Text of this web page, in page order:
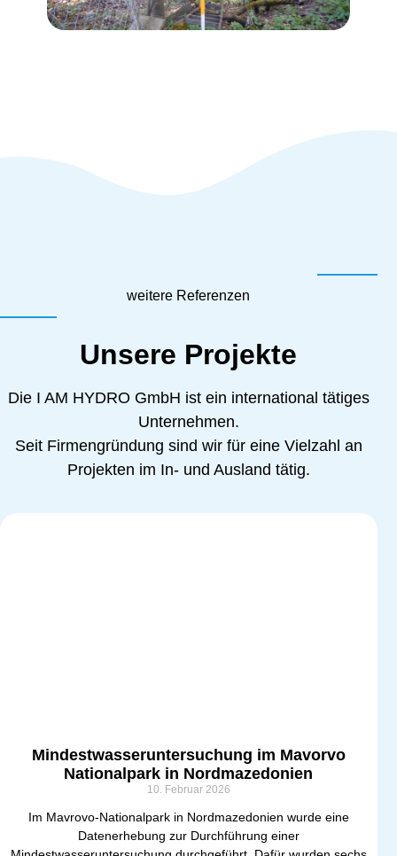
weitere Referenzen
Unsere Projekte
Die I AM HYDRO GmbH ist ein international tätiges
Unternehmen.
Seit Firmengründung sind wir für eine Vielzahl an
Projekten im In- und Ausland tätig.
Mindestwasseruntersuchung im Mavorvo
Nationalpark in Nordmazedonien
10. Februar 2026
Im Mavrovo-Nationalpark in Nordmazedonien wurde eine
Datenerhebung zur Durchführung einer